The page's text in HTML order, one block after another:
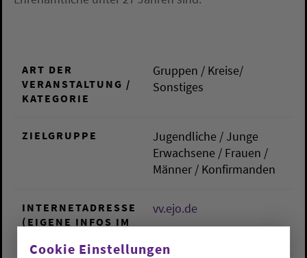
ART DER
VERANSTALTUNG /
KATEGORIE
Gruppen / Kreise/
Sonstiges
ZIELGRUPPE
Jugendliche / Junge
Erwachsene / Frauen /
Männer / Konfirmanden
INTERNETADRESSE
(EIGENE INFOS IM
vv.ejo.de
Cookie Einstellungen